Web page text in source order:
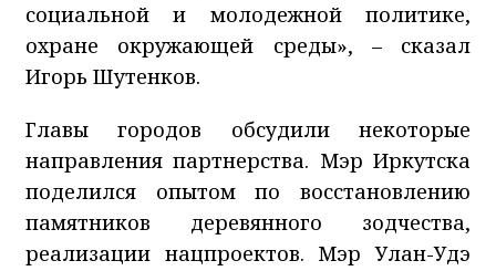
социальной и молодежной политике,
охране окружающей среды», – сказал
Игорь Шутенков.
Главы городов обсудили некоторые
направления партнерства. Мэр Иркутска
поделился опытом по восстановлению
памятников деревянного зодчества,
реализации нацпроектов. Мэр Улан-Удэ